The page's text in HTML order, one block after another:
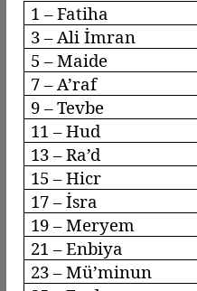
1 – Fatiha
3 – Ali İmran
5 – Maide
7 – A’raf
9 –Tevbe
11 – Hud
13 –Ra’d
15 –Hicr
17 –İsra
19 – Meryem
21 – Enbiya
23 –Mü’minun